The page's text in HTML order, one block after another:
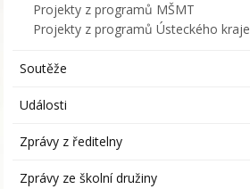
Projekty z programů MŠMT
Projekty z programů Ústeckého kraje
Soutěže
Události
Zprávy z ředitelny
Zprávy ze školní družiny